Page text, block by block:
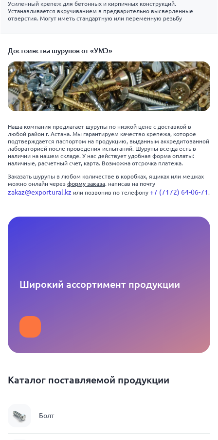
Усиленный крепеж для бетонных и кирпичных конструкций.
Устанавливается вкручиванием в предварительно высверленные
отверстия. Могут иметь стандартную или переменную резьбу
Достоинства шурупов от «УМЭ»
Наша компания предлагает шурупы по низкой цене с доставкой в
любой район г. Астана. Мы гарантируем качество крепежа, которое
подтверждается паспортом на продукцию, выданным аккредитованной
лабораторией после проведения испытаний. Шурупы всегда есть в
наличии на нашем складе. У нас действует удобная форма оплаты:
наличные, расчетный счет, карта. Возможна отсрочка платежа.
Заказать шурупы в любом количестве в коробках, ящиках или мешках
можно онлайн через форму заказа. написав на почту
zakaz@exportural.kz или позвонив по телефону +7 (7172) 64-06-71.
Широкий ассортимент продукции
Каталог поставляемой продукции
Болт